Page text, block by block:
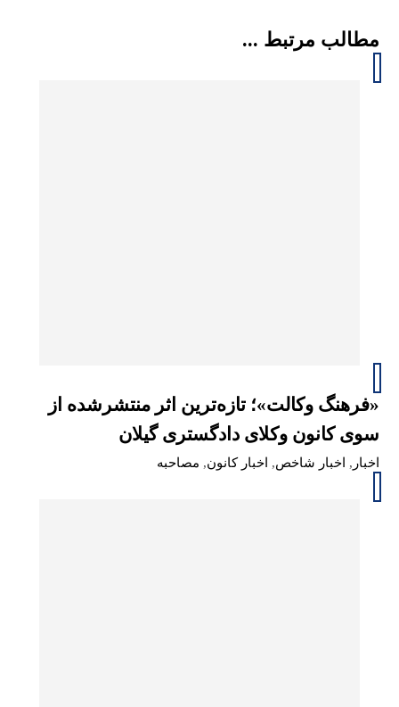
مطالب مرتبط ...
«فرهنگ وکالت»؛ تازه‌ترین اثر منتشرشده از
سوی کانون وکلای دادگستری گیلان
اخبار , اخبار شاخص, اخبار کانون, مصاحبه